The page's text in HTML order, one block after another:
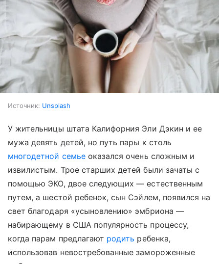
Источник: Unsplash
У жительницы штата Калифорния Эли Дэкин и ее
мужа девять детей, но путь пары к столь
многодетной семьеоказался очень сложным и
извилистым. Трое старших детей были зачаты с
помощью ЭКО, двое следующих — естественным
путем, а шестой ребенок, сын Сэйлем, появился на
свет благодаря «усыновлению» эмбриона —
набирающему в США популярность процессу,
когда парам предлагают родить ребенка,
использовав невостребованные замороженные